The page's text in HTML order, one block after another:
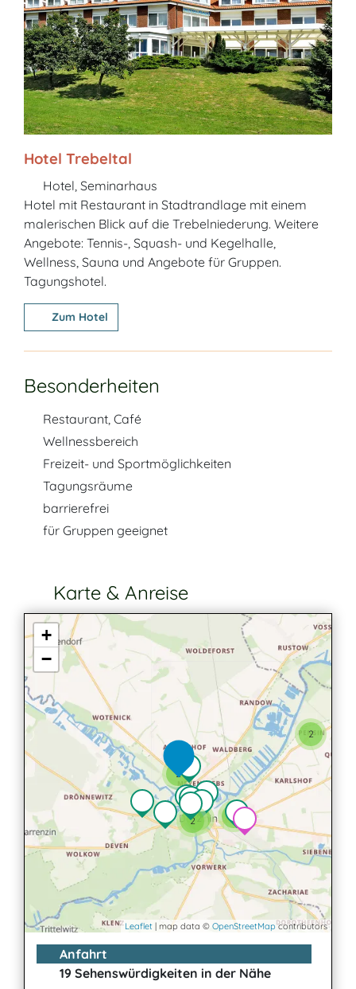
Hotel Trebeltal
Hotel, Seminarhaus
Hotel mit Restaurant in Stadtrandlage mit einem
malerischen Blick auf die Trebelniederung. Weitere
Angebote: Tennis-, Squash- und Kegelhalle,
Wellness, Sauna und Angebote für Gruppen.
Tagungshotel.
Zum Hotel
Besonderheiten
Restaurant, Café
Wellnessbereich
Freizeit- und Sportmöglichkeiten
Tagungsräume
barrierefrei
für Gruppen geeignet
Karte & Anreise
2
2
2
2
2
+
−
Leaflet | map data © OpenStreetMapcontributors
Anfahrt
19 Sehenswürdigkeiten in der Nähe